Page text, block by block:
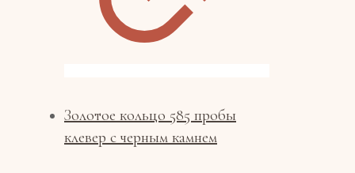
Золотое кольцо 585 пробы
клевер с черным камнем